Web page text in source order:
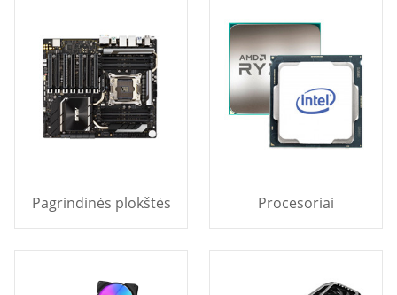
Pagrindinės plokštės Procesoriai